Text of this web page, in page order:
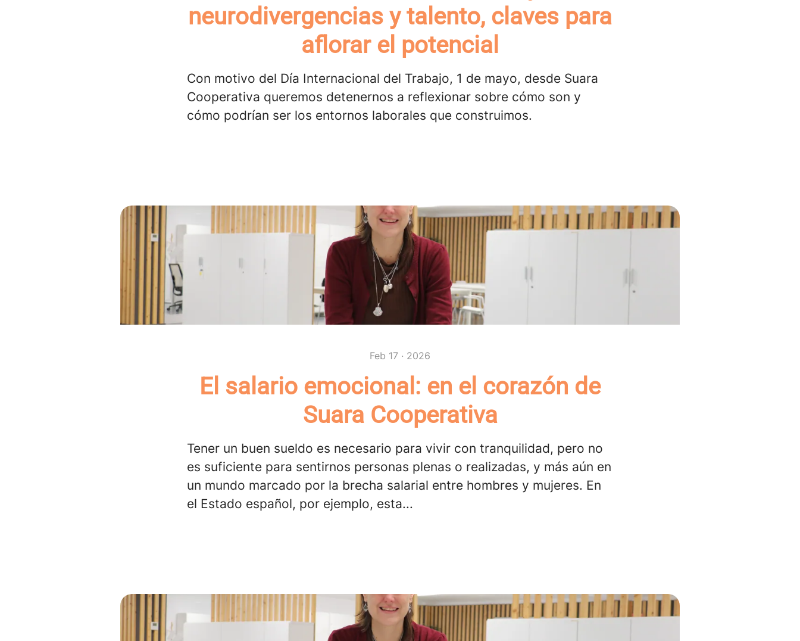
neurodivergencias y talento, claves para
aflorar el potencial
Con motivo del Día Internacional del Trabajo, 1 de mayo, desde Suara
Cooperativa queremos detenernos a reflexionar sobre cómo son y
cómo podrían ser los entornos laborales que construimos.
Feb 17 · 2026
El salario emocional: en el corazón de
Suara Cooperativa
Tener un buen sueldo es necesario para vivir con tranquilidad, pero no
es suficiente para sentirnos personas plenas o realizadas, y más aún en
un mundo marcado por la brecha salarial entre hombres y mujeres. En
el Estado español, por ejemplo, esta...